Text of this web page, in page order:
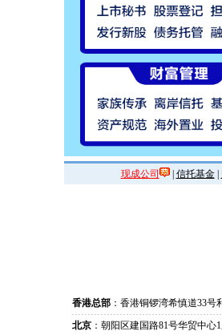
现成公司 | 信托基金|
香港总部 ：香港铜锣湾希慎道33号
北京 ：朝阳区建国路81号华贸中心